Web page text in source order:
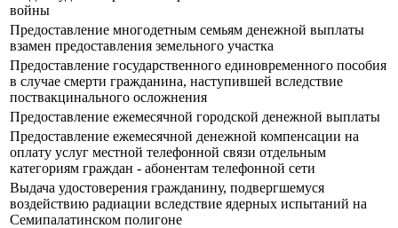
войны
Предоставление многодетным семьям денежной выплаты
взамен предоставления земельного участка
Предоставление государственного единовременного пособия
в случае смерти гражданина, наступившей вследствие
поствакцинального осложнения
Предоставление ежемесячной городской денежной выплаты
Предоставление ежемесячной денежной компенсации на
оплату услуг местной телефонной связи отдельным
категориям граждан - абонентам телефонной сети
Выдача удостоверения гражданину, подвергшемуся
воздействию радиации вследствие ядерных испытаний на
Семипалатинском полигоне